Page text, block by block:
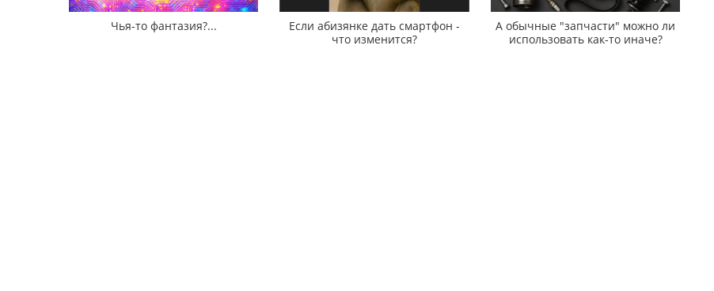
Чья-то фантазия?...
Если абизянке дать смартфон -
что изменится?
А обычные "запчасти" можно ли
использовать как-то иначе?